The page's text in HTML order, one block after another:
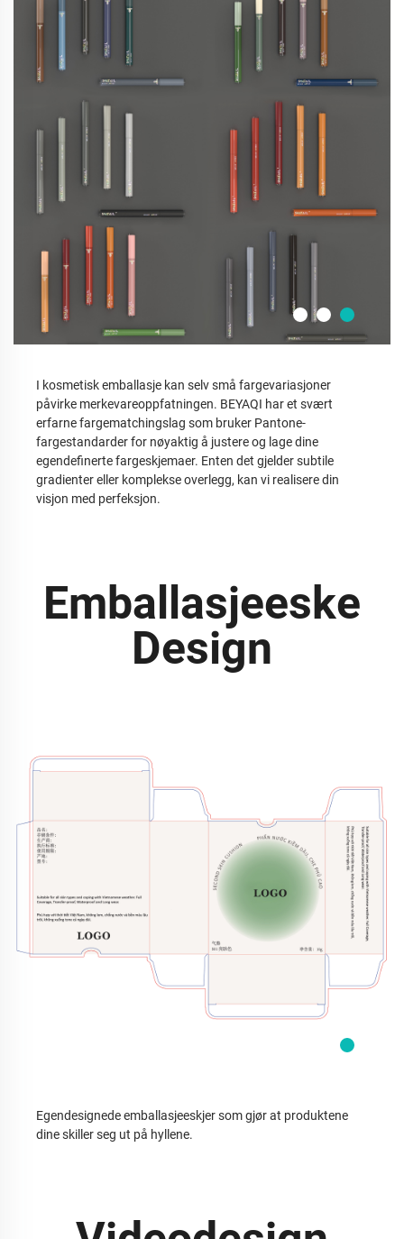
I kosmetisk emballasje kan selv små fargevariasjoner
påvirke merkevareoppfatningen. BEYAQI har et svært
erfarne fargematchingslag som bruker Pantone-
fargestandarder for nøyaktig å justere og lage dine
egendefinerte fargeskjemaer. Enten det gjelder subtile
gradienter eller komplekse overlegg, kan vi realisere din
visjon med perfeksjon.
Emballasjeeske
Design
Egendesignede emballasjeeskjer som gjør at produktene
dine skiller seg ut på hyllene.